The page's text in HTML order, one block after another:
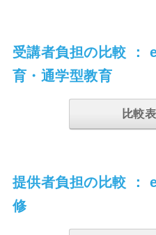
受講者負担の比較 ：
育・通学型教育
比較
提供者負担の比較 ：
修